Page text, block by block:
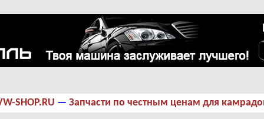
SHOP.RU — Запчасти по честным ценам для